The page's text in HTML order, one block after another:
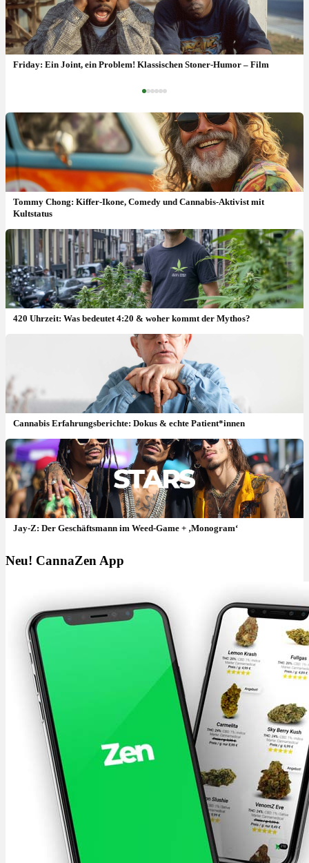
Friday: Ein Joint, ein Problem! Klassischen Stoner-Humor – Film
Jay & Silent Bob Strike Back: „Clerks“ Kiffer aus New Jersey –
Film
Tommy Chong: Kiffer-Ikone, Comedy und Cannabis-Aktivist mit
Kultstatus
420 Uhrzeit: Was bedeutet 4:20 & woher kommt der Mythos?
Cannabis Erfahrungsberichte: Dokus & echte Patient*innen
Jay-Z: Der Geschäftsmann im Weed-Game + ‚Monogram‘
Neu! CannaZen App